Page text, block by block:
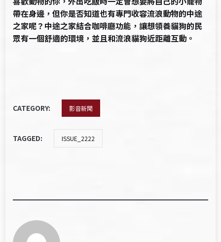
帶在身邊，但你是否知道也有專門收容流浪動物的中途
之家呢？中途之家結合咖啡廳功能，讓想領養貓狗的民
眾有一個舒適的環境，並且和流浪貓狗近距離互動。
CATEGORY: 影音新聞
TAGGED: ISSUE_2222